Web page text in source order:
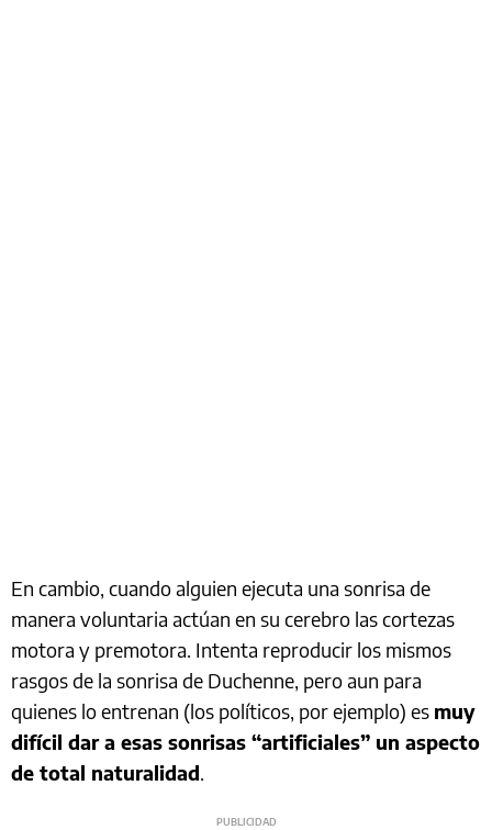
En cambio, cuando alguien ejecuta una sonrisa de
manera voluntaria actúan en su cerebro las cortezas
motora y premotora. Intenta reproducir los mismos
rasgos de la sonrisa de Duchenne, pero aun para
quienes lo entrenan (los políticos, por ejemplo) es muy
difícil dar a esas sonrisas “artificiales” un aspecto
de total naturalidad.